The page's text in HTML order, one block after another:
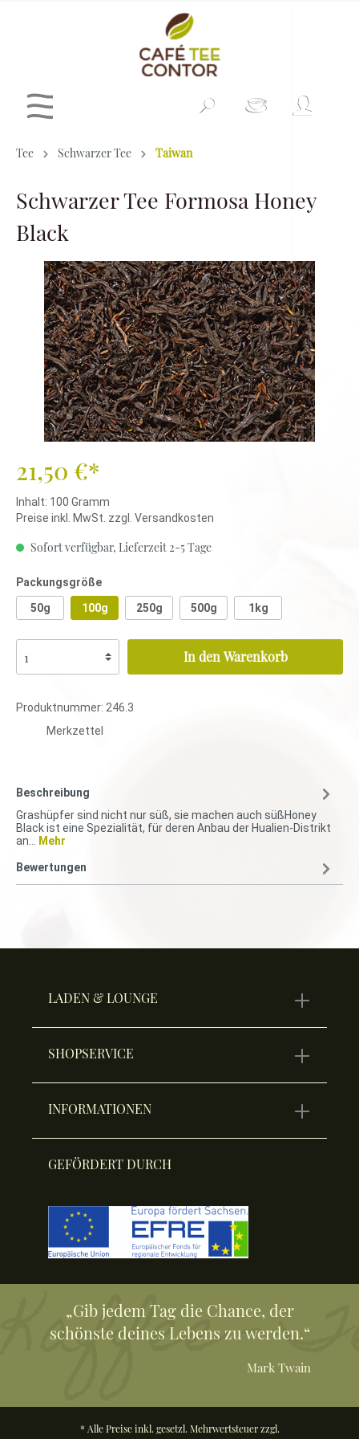
Tee Schwarzer Tee Taiwan
Schwarzer Tee Formosa Honey
Black
21,50 €*
Inhalt: 100 Gramm
Preise inkl. MwSt. zzgl. Versandkosten
Sofort verfügbar, Lieferzeit 2-5 Tage
Packungsgröße
50g
100g 250g 500g 1kg
In den Warenkorb
Produktnummer: 246.3
Merkzettel
Beschreibung
Grashüpfer sind nicht nur süß, sie machen auch süßHoney
Black ist eine Spezialität, für deren Anbau der Hualien-Distrikt
an…
Mehr
Bewertungen
LADEN & LOUNGE
GEFÖRDERT DURCH
SHOPSERVICE
INFORMATIONEN
„Gib jedem Tag die Chance, der
schönste deines Lebens zu werden.“
Mark Twain
* Alle Preise inkl. gesetzl. Mehrwertsteuer zzgl.